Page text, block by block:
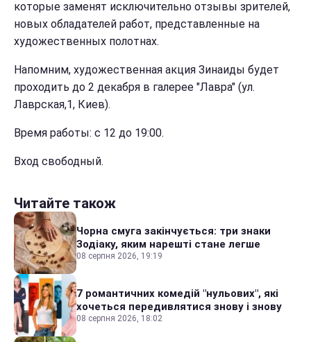
которые заменят исключительно отзывы зрителей,
новых обладателей работ, представленные на
художественных полотнах.
Напомним, художественная акция Зинаиды будет
проходить до 2 декабря в галерее "Лавра" (ул.
Лаврская,1, Киев).
Время работы: с 12 до 19:00.
Вход свободный.
Читайте також
Чорна смуга закінчується: три знаки
Зодіаку, яким нарешті стане легше
08 серпня 2026, 19:19
7 романтичних комедій "нульових", які
хочеться передивлятися знову і знову
08 серпня 2026, 18:02